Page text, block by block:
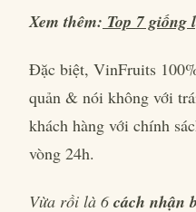
Xem thêm: Top 7 giống
Đặc biệt, VinFruits
quản & nói không với
khách hàng với chính
vòng 24h.
Vừa rồi là 6 cách nhận